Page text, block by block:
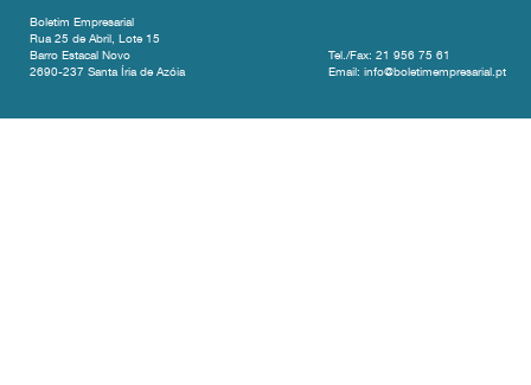
Boletim Empresarial
Rua 25 de Abril, Lote 15
Barro Estacal Novo
2690-237 Santa Íria de Azóia
Tel./Fax: 21 956 75 61
Email: info@boletimempresarial.pt